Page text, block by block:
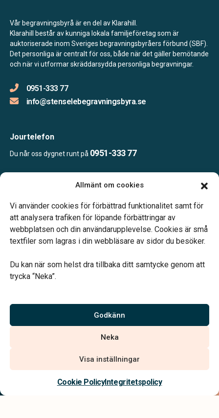
Allmänt om cookies
Vi använder cookies för förbättrad funktionalitet samt för
att analysera trafiken för löpande förbättringar av
webbplatsen och din användarupplevelse. Cookies är små
textfiler som lagras i din webbläsare av sidor du besöker.
Du kan när som helst dra tillbaka ditt samtycke genom att
trycka “Neka”.
Godkänn
Neka
Visa inställningar
Cookie PolicyIntegritetspolicy
Kontakta oss
Vår begravningsbyrå är en del av Klarahill.
Klarahill består av kunniga lokala familjeföretag som är
auktoriserade inom Sveriges begravningsbyråers förbund (SBF).
Det personliga är centralt för oss, både när det gäller bemötande
och när vi utformar skräddarsydda personliga begravningar.
0951-333 77
info@stenselebegravningsbyra.se
Jourtelefon
Du når oss dygnet runt på 0951-333 77
Ring eller mejla oss för att boka en tid.
Vårt systerbolag Verahill hjälper dig med familjejuridiken –
Vi är auktoriserade av Sveriges Begravningsbyråers Förbund och
har högt ställda krav på utbildning, kvalitet, miljö och arbetsmiljö.